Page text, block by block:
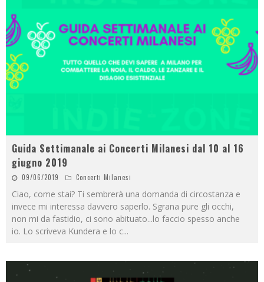
Guida Settimanale ai Concerti Milanesi dal 10 al 16
giugno 2019
09/06/2019 Concerti Milanesi
Ciao, come stai? Ti sembrerà una domanda di circostanza e
invece mi interessa davvero saperlo. Sgrana pure gli occhi,
non mi da fastidio, ci sono abituato...lo faccio spesso anche
io. Lo scriveva Kundera e lo c...